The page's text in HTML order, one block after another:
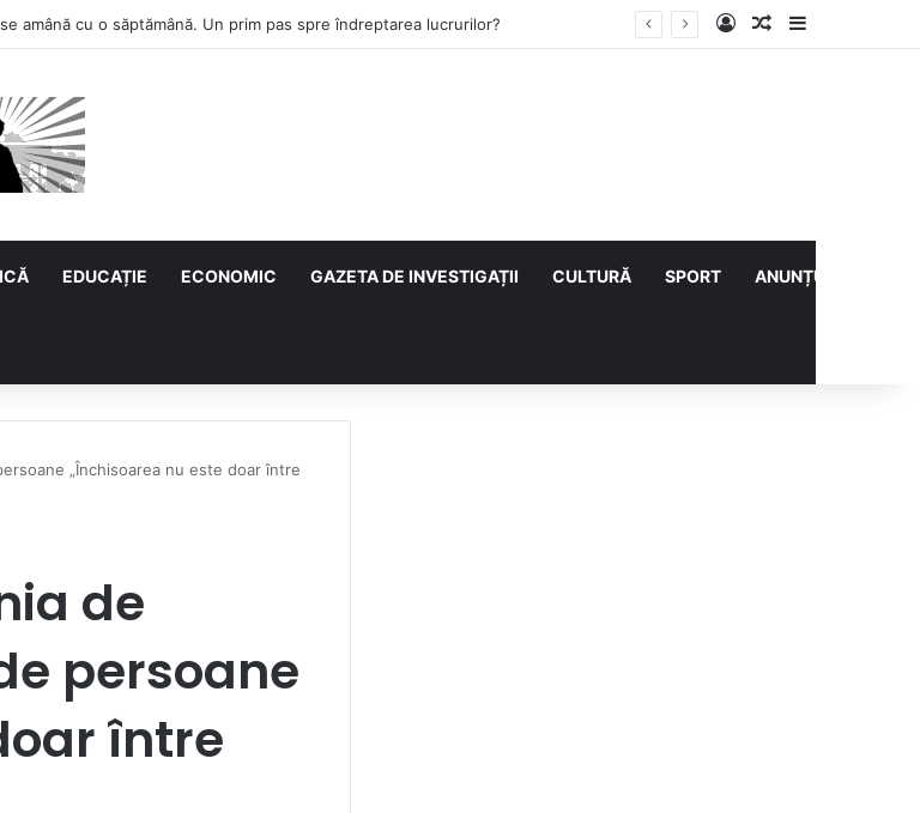
noul sezon de Liga 2. Obiectiv clar înaintea duelului cu CS Afumați Log InArticol aleatoriu
Sidebar
EDUCAȚIE ECONOMIC GAZETA DE INVESTIGAȚII CULTURĂ SPORT ANUNȚURI
„Închisoarea nu este doar între
de
persoane
între